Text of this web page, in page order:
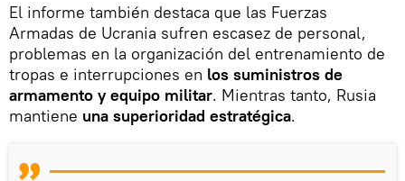
El informe también destaca que las Fuerzas
Armadas de Ucrania sufren escasez de personal,
problemas en la organización del entrenamiento de
tropas e interrupciones en los suministros de
armamento y equipo militar. Mientras tanto, Rusia
mantiene una superioridad estratégica.